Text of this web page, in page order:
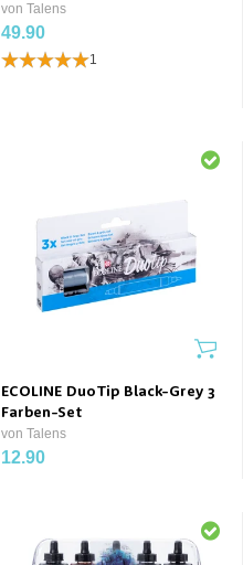
von Talens
49.90
1
ECOLINE DuoTip Black-Grey 3
Farben-Set
von Talens
12.90